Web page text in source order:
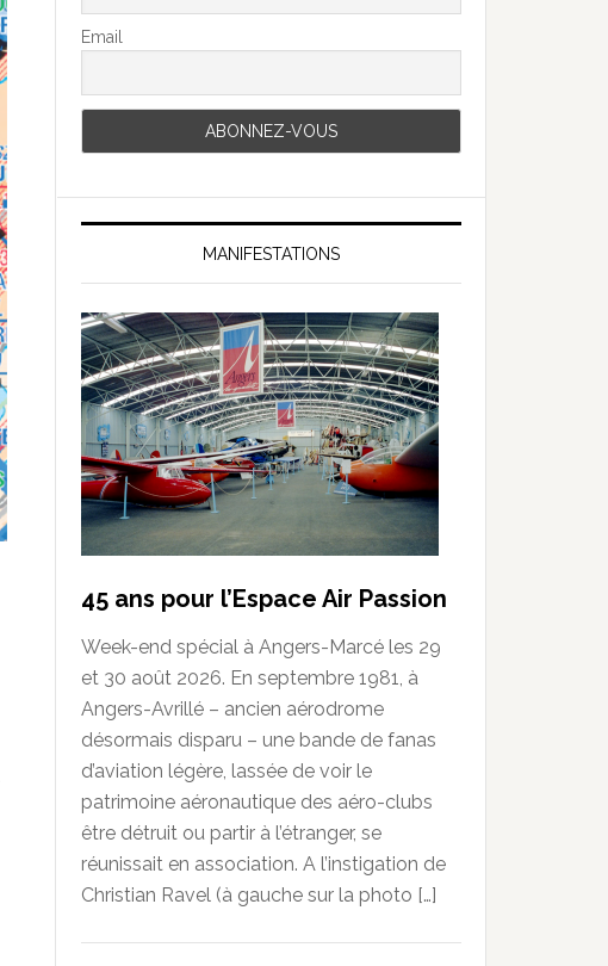
Email
MANIFESTATIONS
45 ans pour l’Espace Air Passion
Week-end spécial à Angers-Marcé les 29
et 30 août 2026. En septembre 1981, à
Angers-Avrillé – ancien aérodrome
désormais disparu – une bande de fanas
d’aviation légère, lassée de voir le
patrimoine aéronautique des aéro-clubs
être détruit ou partir à l’étranger, se
réunissait en association. A l’instigation de
Christian Ravel (à gauche sur la photo […]